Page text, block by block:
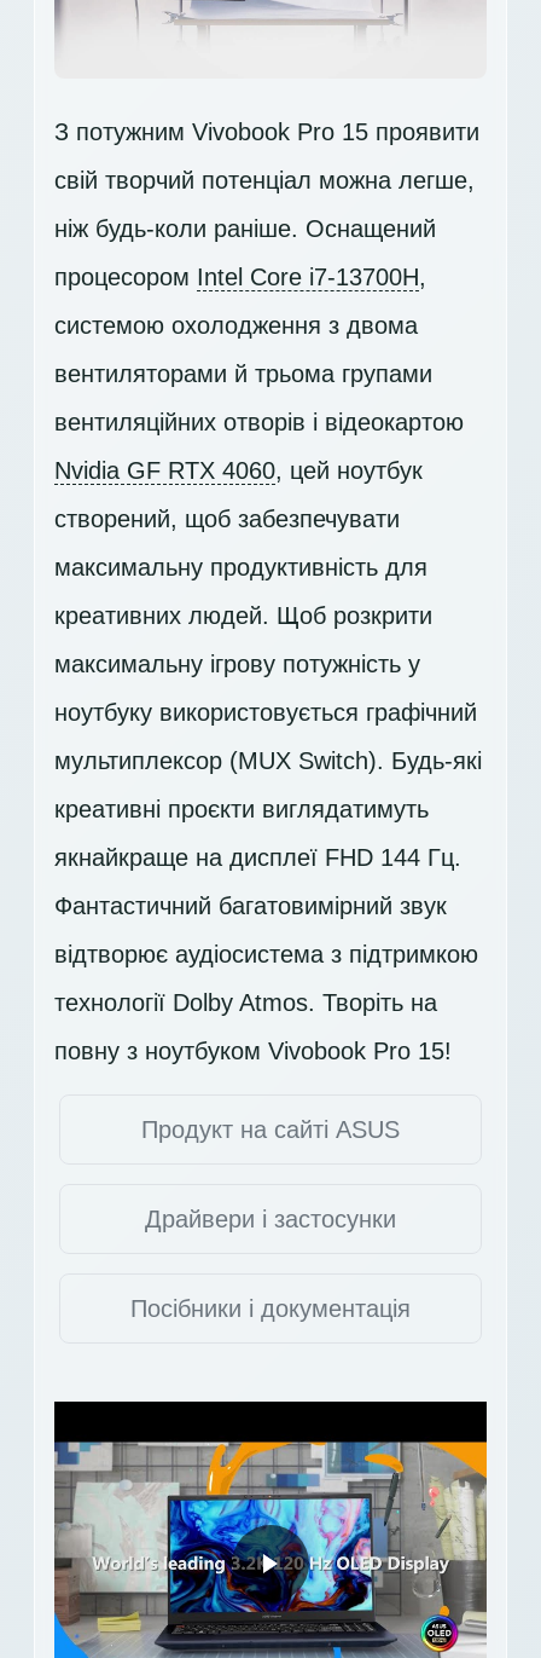
З потужним Vivobook Pro 15 проявити
свій творчий потенціал можна легше,
ніж будь-коли раніше. Оснащений
процесором Intel Core i7-13700H,
системою охолодження з двома
вентиляторами й трьома групами
вентиляційних отворів і відеокартою
Nvidia GF RTX 4060, цей ноутбук
створений, щоб забезпечувати
максимальну продуктивність для
креативних людей. Щоб розкрити
максимальну ігрову потужність у
ноутбуку використовується графічний
мультиплексор (MUX Switch). Будь-які
креативні проєкти виглядатимуть
якнайкраще на дисплеї FHD 144 Гц.
Фантастичний багатовимірний звук
відтворює аудіосистема з підтримкою
технології Dolby Atmos. Творіть на
повну з ноутбуком Vivobook Pro 15!
Продукт на сайті ASUS
Драйвери і застосунки
Посібники і документація